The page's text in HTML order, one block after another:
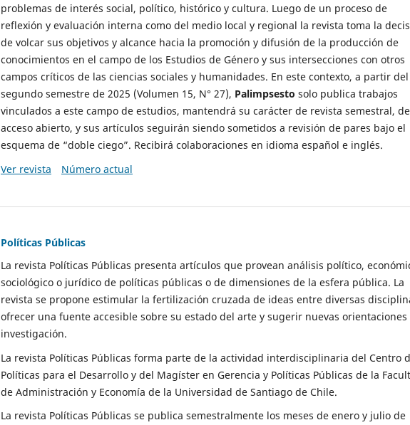
problemas de interés social, político, histórico y cultura. Luego de un proceso de
reflexión y evaluación interna como del medio local y regional la revista toma la
de volcar sus objetivos y alcance hacia la promoción y difusión de la producción de
conocimientos en el campo de los Estudios de Género y sus intersecciones con otros
campos críticos de las ciencias sociales y humanidades. En este contexto, a partir del
segundo semestre de 2025 (Volumen 15, N° 27), Palimpsesto solo publica trabajos
vinculados a este campo de estudios, mantendrá su carácter de revista semestral, de
acceso abierto, y sus artículos seguirán siendo sometidos a revisión de pares bajo el
esquema de “doble ciego”. Recibirá colaboraciones en idioma español e inglés.
Ver revista
Número actual
Políticas Públicas
La revista Políticas Públicas presenta artículos que provean análisis político,
sociológico o jurídico de políticas públicas o de dimensiones de la esfera pública. La
revista se propone estimular la fertilización cruzada de ideas entre diversas
ofrecer una fuente accesible sobre su estado del arte y sugerir nuevas orientaciones
investigación.
La revista Políticas Públicas forma parte de la actividad interdisciplinaria del Centro
Políticas para el Desarrollo y del Magíster en Gerencia y Políticas Públicas de la
de Administración y Economía de la Universidad de Santiago de Chile.
La revista Políticas Públicas se publica semestralmente los meses de enero y julio de